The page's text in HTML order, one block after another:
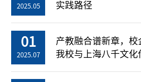
2025.05
实践路径
01
2025.07
产教融合谱新章，
我校与上海八千文化